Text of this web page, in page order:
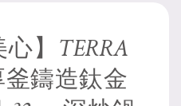
心】TERRA
鑄造鈦金